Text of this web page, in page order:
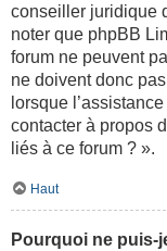
conseiller juridique
noter que phpBB
forum ne peuvent
ne doivent donc
lorsque
contacter à propos
liés à ce forum ? ».
Haut
Pourquoi ne puis-